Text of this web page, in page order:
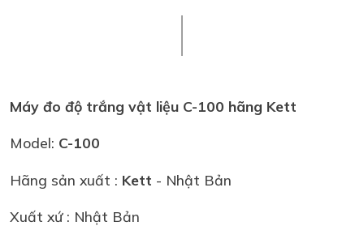
Máy đo độ trắng vật liệu C-100 hãng Kett
Model: C-100
Hãng sản xuất : Kett - Nhật Bản
Xuất xứ : Nhật Bản